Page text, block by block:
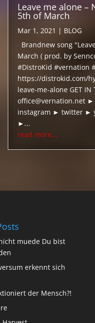
Leave me alone –
5th of March
Mar 1, 2021 | BLOG
Brandnew song
March ( prod. by
#DistroKid #vernation
https://distrokid.com/
leave-me-alone GET IN
office@vernation.net
instagram ► twitter ►
►...
read more...
muede Du bist
erkennt sich
der Mensch?!